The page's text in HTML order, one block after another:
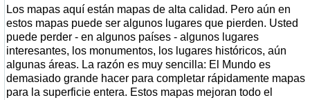
Los mapas aquí están mapas de alta calidad. Pero aún en
estos mapas puede ser algunos lugares que pierden. Usted
puede perder - en algunos países - algunos lugares
interesantes, los monumentos, los lugares históricos, aún
algunas áreas. La razón es muy sencilla: El Mundo es
demasiado grande hacer para completar rápidamente mapas
para la superficie entera. Estos mapas mejoran todo el